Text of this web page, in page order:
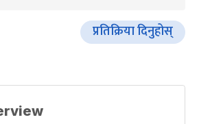
प्रतिक्रिया दिनुहोस्